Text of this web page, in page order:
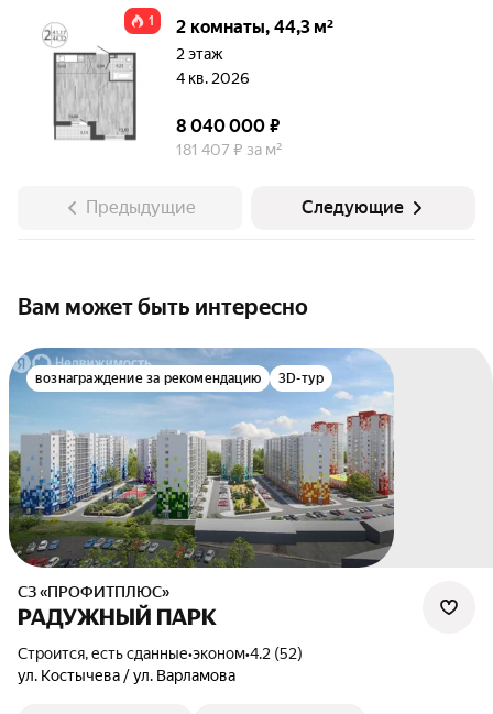
1 2 комнаты, 44,3 м²
2 этаж
4 кв. 2026
8 040 000 ₽
181 407 ₽ за м²
Предыдущие Следующие
Вам может быть интересно
вознаграждение за рекомендацию 3D-тур
СЗ «ПРОФИТПЛЮС»
РАДУЖНЫЙ ПАРК
Строится, есть сданные•эконом•4.2 (52)
ул. Костычева / ул. Варламова